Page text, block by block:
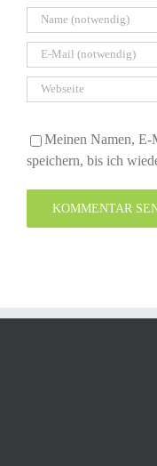
Meinen Namen, E-
speichern, bis ich